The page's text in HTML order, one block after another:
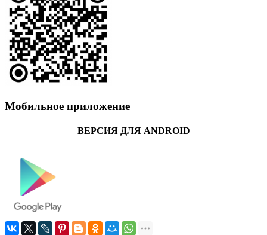
Мобильное приложение
ВЕРСИЯ ДЛЯ ANDROID